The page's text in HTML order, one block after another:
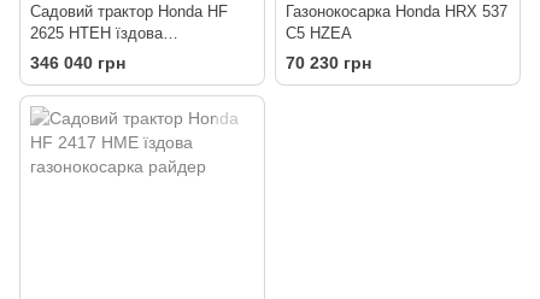
Садовий трактор Honda HF
2625 HTEH їздова
газонокосарка райдер
346 040 грн
Газонокосарка Honda HRX 537
C5 HZEA
70 230 грн